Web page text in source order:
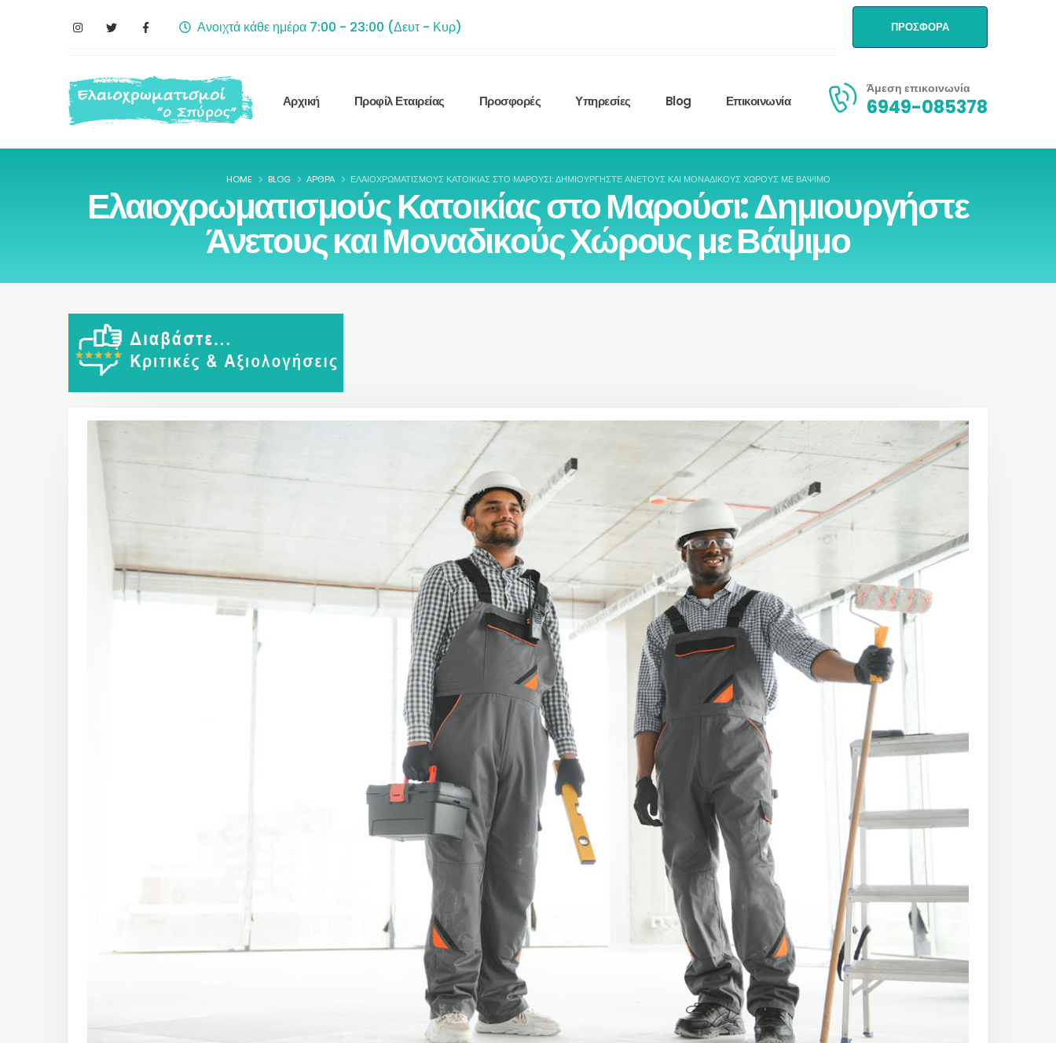
Ανοιχτά κάθε ημέρα 7:00 - 23:00 (Δευτ - Κυρ) ΠΡΟΣΦΟΡΑ
Αρχική Προφίλ Εταιρείας Προσφορές Υπηρεσίες Blog Επικοινωνία
Άμεση επικοινωνία
6949-085378
HOME BLOG ΆΡΘΡΑ ΕΛΑΙΟΧΡΩΜΑΤΙΣΜΟΎΣ ΚΑΤΟΙΚΊΑΣ ΣΤΟ ΜΑΡΟΎΣΙ: ΔΗΜΙΟΥΡΓΉΣΤΕ ΆΝΕΤΟΥΣ ΚΑΙ ΜΟΝΑΔΙΚΟΎΣ ΧΏΡΟΥΣ ΜΕ ΒΆΨΙΜΟ
Ελαιοχρωματισμούς Κατοικίας στο Μαρούσι: Δημιουργήστε
Άνετους και Μοναδικούς Χώρους με Βάψιμο